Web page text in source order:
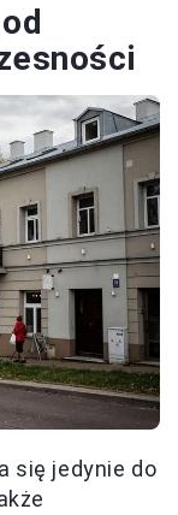
się jedynie do